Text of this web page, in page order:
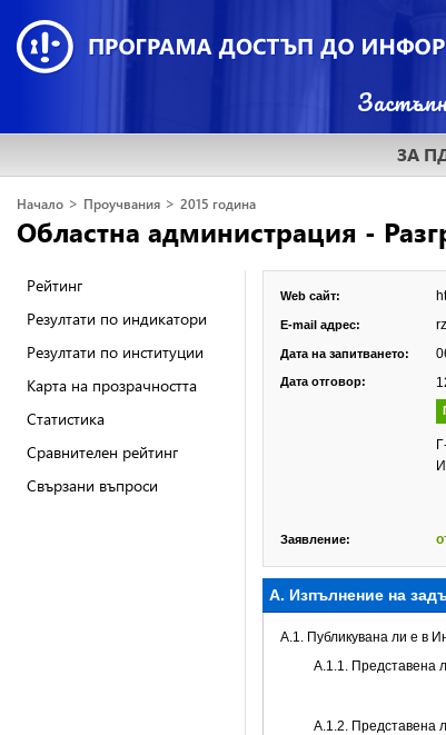
ЗА
Начало > Проучвания > 2015 година
Областна администрация -
Рейтинг
Резултати по индикатори
Резултати по институции
Карта на прозрачността
Статистика
Сравнителен рейтинг
Свързани въпроси
Web сайт:
E-mail адрес:
Дата на запитването:
Дата отговор:
Заявление:
А. Изпълнение на
A.1. Публикувана ли е в
A.1.1. Представена
A.1.2. Представена